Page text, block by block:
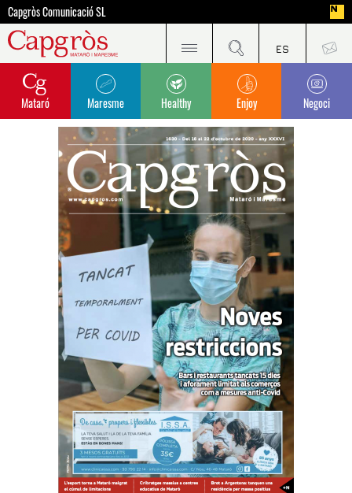
Capgròs Comunicació SL
Mataró Maresme Healthy Enjoy Negoci